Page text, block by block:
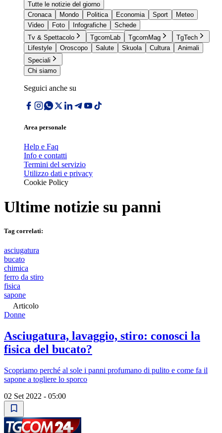
Tutte le notizie del giorno
Cronaca
Mondo Politica Economia Sport
Meteo
Video
Foto Infografiche
Schede
Tv & Spettacolo
TgcomLab TgcomMag
TgTech
Lifestyle
Oroscopo Salute Skuola Cultura
Animali
Speciali
Chi siamo
Seguici anche su
Area personale
Help e Faq
Info e contatti
Termini del servizio
Utilizzo dati e privacy
Cookie Policy
Ultime notizie su panni
Tag correlati:
asciugatura
bucato
chimica
ferro da stiro
fisica
sapone
Articolo
Donne
Asciugatura, lavaggio, stiro: conosci la
fisica del bucato?
Scopriamo perché al sole i panni profumano di pulito e come fa il
sapone a togliere lo sporco
02 Set 2022 - 05:00